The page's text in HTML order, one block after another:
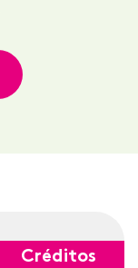
Créditos